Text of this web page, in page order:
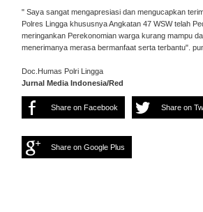
" Saya sangat mengapresiasi dan mengucapkan
Polres Lingga khususnya Angkatan 47 WSW telah
meringankan Perekonomian warga kurang mampu
menerimanya merasa bermanfaat serta terbantu".
Doc.Humas Polri Lingga
Jurnal Media Indonesia/Red
Share on Facebook Share on
Share on Google Plus